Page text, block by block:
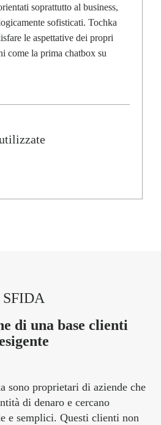
soprattutto al business,
sofisticati. Tochka
le aspettative dei propri
come la prima chatbox su
SFIDA
di una base clienti
sono proprietari di aziende che
di denaro e cercano
e semplici. Questi clienti non